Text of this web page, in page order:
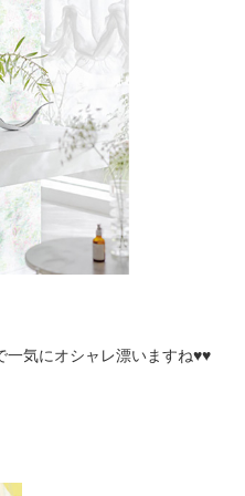
一気にオシャレ漂いますね♥♥